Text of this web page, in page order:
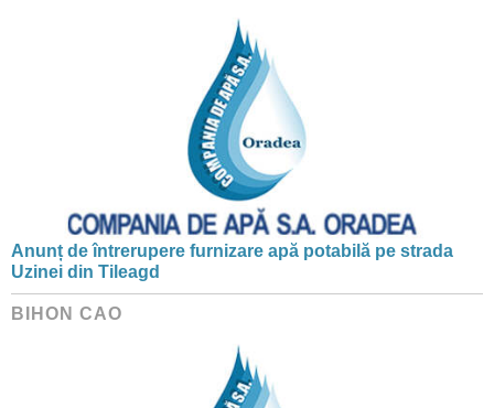
Anunț de întrerupere furnizare apă potabilă pe strada
Uzinei din Tileagd
BIHON CAO